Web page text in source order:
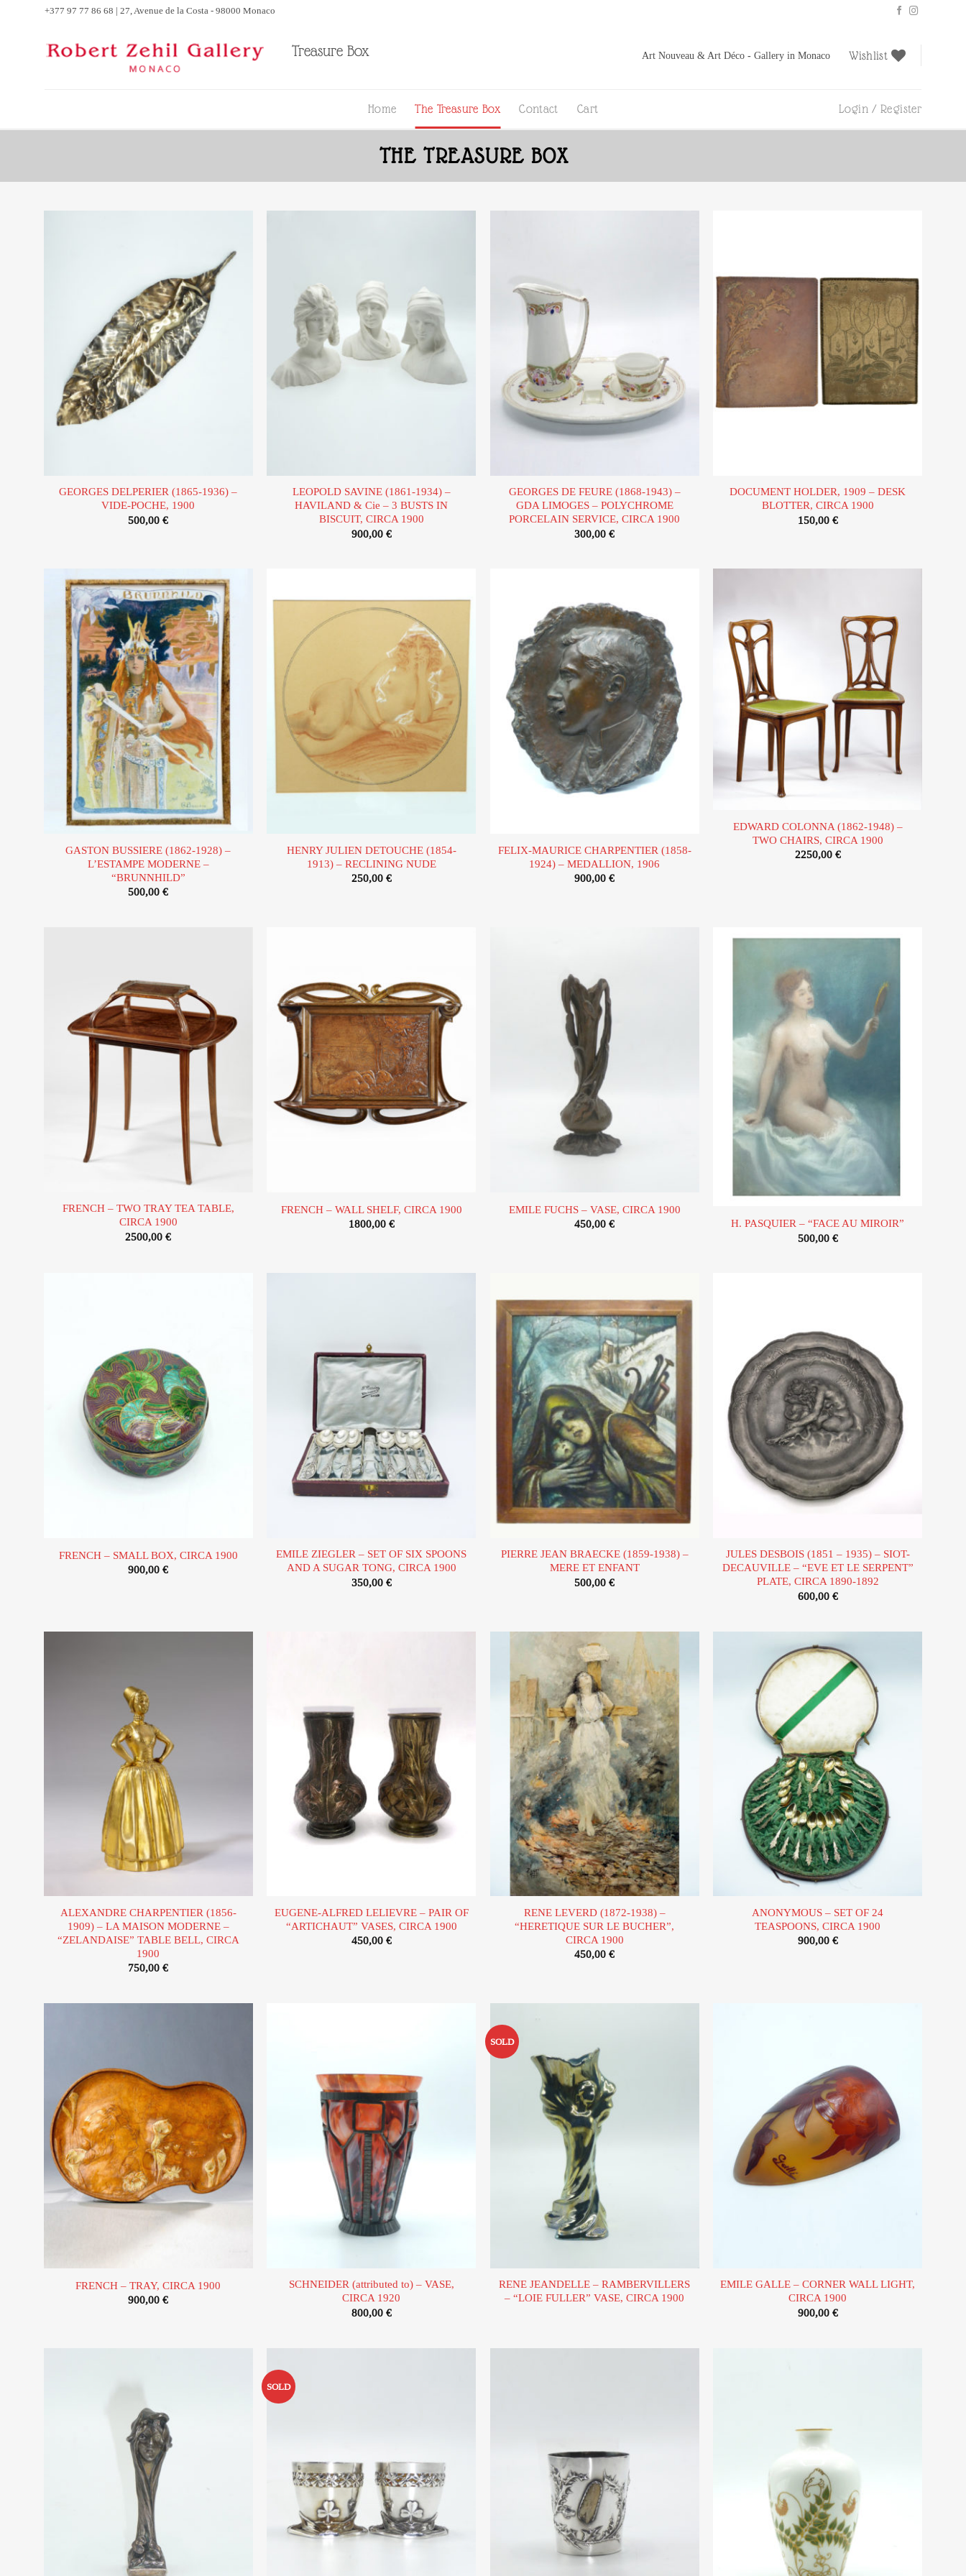
+377 97 77 86 68 | 27, Avenue de la Costa - 98000 Monaco
Treasure Box Art Nouveau & Art Déco - Gallery in Monaco Wishlist
Home The Treasure Box Contact Cart Login / Register
THE TREASURE BOX
Ajouter
à la liste
d’envies
GEORGES DELPERIER (1865-1936) –
VIDE-POCHE, 1900
500,00€
d’envies
LEOPOLD SAVINE (1861-1934) –
HAVILAND & Cie – 3 BUSTS IN
BISCUIT, CIRCA 1900
900,00 €
GEORGES DE FEURE (1868-1943) –
GDA LIMOGES – POLYCHROME
PORCELAIN SERVICE, CIRCA 1900
300,00€
à la liste
d’envies
DOCUMENT HOLDER, 1909 – DESK
BLOTTER, CIRCA 1900
150,00 €
Ajouter
à la liste
d’envies
GASTON BUSSIERE (1862-1928) –
L’ESTAMPE MODERNE –
“BRUNNHILD”
500,00€
à la liste
d’envies
HENRY JULIEN DETOUCHE (1854-
1913) – RECLINING NUDE
250,00 €
Ajouter
à la liste
d’envies
FELIX-MAURICE CHARPENTIER (1858-
1924) – MEDALLION, 1906
900,00€
Ajouter
à la liste
d’envies
EDWARD COLONNA (1862-1948) –
TWO CHAIRS, CIRCA 1900
2250,00 €
d’envies
FRENCH – TWO TRAY TEA TABLE,
CIRCA 1900
2500,00€
à la liste
d’envies
FRENCH – WALL SHELF, CIRCA 1900
1800,00 €
EMILE FUCHS – VASE, CIRCA 1900
450,00€
à la liste
d’envies
H. PASQUIER – “FACE AU MIROIR”
500,00 €
FRENCH – SMALL BOX, CIRCA 1900
900,00€
EMILE ZIEGLER – SET OF SIX SPOONS
AND A SUGAR TONG, CIRCA 1900
350,00 €
Ajouter
à la liste
d’envies
PIERRE JEAN BRAECKE (1859-1938) –
MERE ET ENFANT
500,00€
d’envies
JULES DESBOIS (1851 – 1935) – SIOT-
DECAUVILLE – “EVE ET LE SERPENT”
PLATE, CIRCA 1890-1892
600,00 €
ALEXANDRE CHARPENTIER (1856-
1909) – LA MAISON MODERNE –
“ZELANDAISE” TABLE BELL, CIRCA
1900
750,00€
d’envies
EUGENE-ALFRED LELIEVRE – PAIR OF
“ARTICHAUT” VASES, CIRCA 1900
450,00 €
Ajouter
à la liste
d’envies
RENE LEVERD (1872-1938) –
“HERETIQUE SUR LE BUCHER”,
CIRCA 1900
450,00€
à la liste
d’envies
ANONYMOUS – SET OF 24
TEASPOONS, CIRCA 1900
900,00 €
d’envies
FRENCH – TRAY, CIRCA 1900
900,00€
SCHNEIDER (attributed to) – VASE,
CIRCA 1920
800,00 €
SOLD
RENE JEANDELLE – RAMBERVILLERS
– “LOIE FULLER” VASE, CIRCA 1900
d’envies
EMILE GALLE – CORNER WALL LIGHT,
CIRCA 1900
900,00 €
SOLD